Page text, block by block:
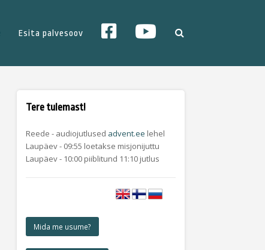
Esita palvesoov
Tere tulemast!
Reede - audiojutlused advent.ee lehel
Laupäev - 09:55 loetakse misjonijuttu
Laupäev - 10:00 piiblitund 11:10 jutlus
Mida me usume?